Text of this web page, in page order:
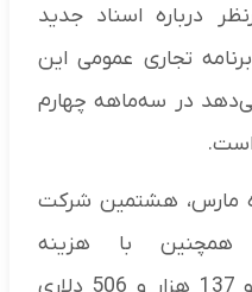
درباره اسناد جدید
تجاری عمومی این
در سه‌ماهه چهارم
مارس، هشتمین شرکت
همچنین با هزینه
بازسازمان‌دهی 257 میلیون و 137 هزار و 506 دلاری